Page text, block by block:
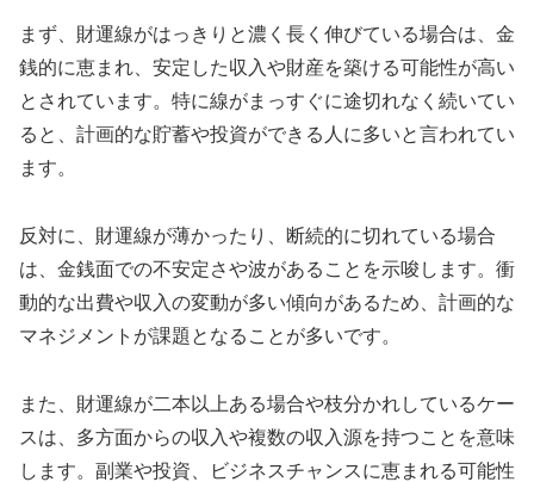
まず、財運線がはっきりと濃く長く伸びている場合は、金
銭的に恵まれ、安定した収入や財産を築ける可能性が高い
とされています。特に線がまっすぐに途切れなく続いてい
ると、計画的な貯蓄や投資ができる人に多いと言われてい
ます。
反対に、財運線が薄かったり、断続的に切れている場合
は、金銭面での不安定さや波があることを示唆します。衝
動的な出費や収入の変動が多い傾向があるため、計画的な
マネジメントが課題となることが多いです。
また、財運線が二本以上ある場合や枝分かれしているケー
スは、多方面からの収入や複数の収入源を持つことを意味
します。副業や投資、ビジネスチャンスに恵まれる可能性